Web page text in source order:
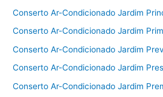
Conserto Ar-Condicionado Jardim
Conserto Ar-Condicionado Jardim
Conserto Ar-Condicionado Jardim
Conserto Ar-Condicionado Jardim
Conserto Ar-Condicionado Jardim